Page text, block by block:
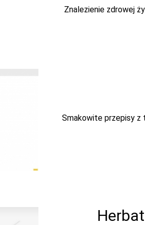
Znalezienie zdrowej
Smakowite przepisy z